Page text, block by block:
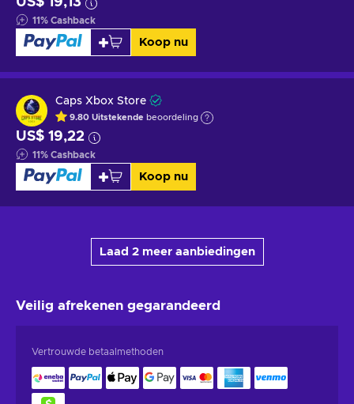
11% Cashback
Koop nu
Caps Xbox Store
9.80 Uitstekende beoordeling
US$ 19,22
11% Cashback
Koop nu
Laad 2 meer aanbiedingen
Veilig afrekenen gegarandeerd
Vertrouwde betaalmethoden